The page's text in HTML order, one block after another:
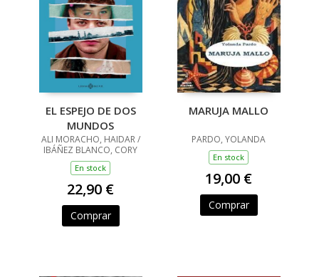
EL ESPEJO DE DOS
MUNDOS
ALI MORACHO, HAIDAR /
IBÁÑEZ BLANCO, CORY
En stock
22,90 €
Comprar
MARUJA MALLO
PARDO, YOLANDA
En stock
19,00 €
Comprar